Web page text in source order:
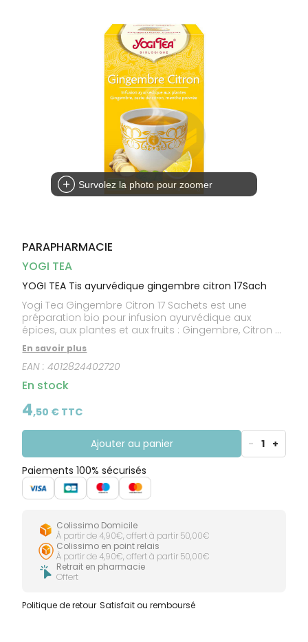
Survolez la photo pour zoomer
PARAPHARMACIE
YOGI TEA
YOGI TEA Tis ayurvédique gingembre citron 17Sach
Yogi Tea Gingembre Citron 17 Sachets est une
préparation bio pour infusion ayurvédique aux
épices, aux plantes et aux fruits : Gingembre, Citron et
Menthe poivrée.Cette infusion revigorante à la saveur
épicée du Gingembre réchauffe le cœur et élève
l'esprit. Le Citron apporte une touche fruitée et acide
qui rafraîchit et revigore l'âme et l'esprit. Elle contient
également de la citronnelle, de la réglisse et du
poivre noir qui ajoutent une légère douceur épicée. À
déguster en été comme en hiver, cette infusion vous
rafraîchira ou vous réchauffera selon la saison.
Produit certifié Bio par le label Agriculture Biologique.
En savoir plus
EAN :4012824402720
En stock
4,50 € TTC
Ajouter au panier - 1 +
Paiements 100% sécurisés
Colissimo Domicile
À partir de 4,90€, offert à partir 50,00€
Colissimo en point relais
À partir de 4,90€, offert à partir 50,00€
Retrait en pharmacie
Offert
Politique de retour Satisfait ou remboursé